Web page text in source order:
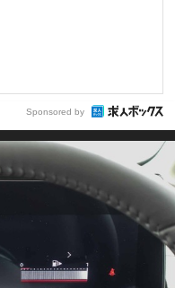
Sponsored by